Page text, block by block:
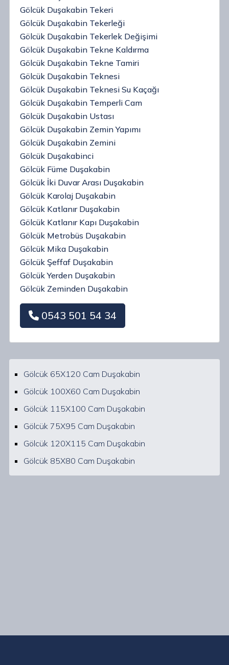
Gölcük Duşakabin Tekeri
Gölcük Duşakabin Tekerleği
Gölcük Duşakabin Tekerlek Değişimi
Gölcük Duşakabin Tekne Kaldırma
Gölcük Duşakabin Tekne Tamiri
Gölcük Duşakabin Teknesi
Gölcük Duşakabin Teknesi Su Kaçağı
Gölcük Duşakabin Temperli Cam
Gölcük Duşakabin Ustası
Gölcük Duşakabin Zemin Yapımı
Gölcük Duşakabin Zemini
Gölcük Duşakabinci
Gölcük Füme Duşakabin
Gölcük İki Duvar Arası Duşakabin
Gölcük Karolaj Duşakabin
Gölcük Katlanır Duşakabin
Gölcük Katlanır Kapı Duşakabin
Gölcük Metrobüs Duşakabin
Gölcük Mika Duşakabin
Gölcük Şeffaf Duşakabin
Gölcük Yerden Duşakabin
Gölcük Zeminden Duşakabin
0543 501 54 34
Gölcük 65X120 Cam Duşakabin
Gölcük 100X60 Cam Duşakabin
Gölcük 115X100 Cam Duşakabin
Gölcük 75X95 Cam Duşakabin
Gölcük 120X115 Cam Duşakabin
Gölcük 85X80 Cam Duşakabin